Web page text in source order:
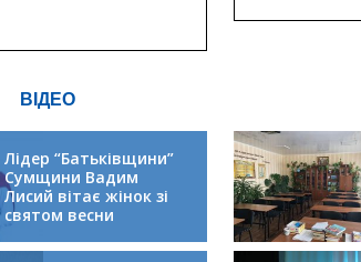
ВІДЕО
Лідер “Батьківщини”
Сумщини Вадим
Лисий вітає жінок зі
святом весни